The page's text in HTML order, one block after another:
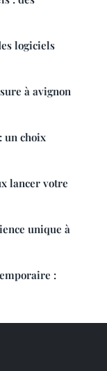
logiciels
à avignon
un choix
lancer votre
unique à
: